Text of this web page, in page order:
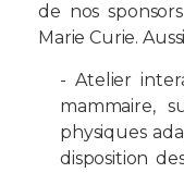
de nos
Marie Curie.
- Atelier
mammaire,
physiques
disposition